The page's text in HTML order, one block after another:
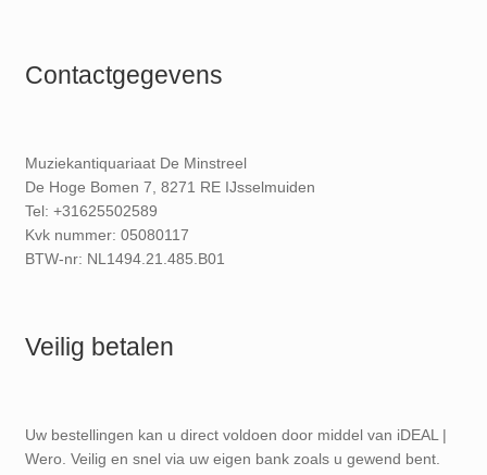
Contactgegevens
Muziekantiquariaat De Minstreel
De Hoge Bomen 7, 8271 RE IJsselmuiden
Tel: +31625502589
Kvk nummer: 05080117
BTW-nr: NL1494.21.485.B01
Veilig betalen
Uw bestellingen kan u direct voldoen door middel van iDEAL |
Wero. Veilig en snel via uw eigen bank zoals u gewend bent.